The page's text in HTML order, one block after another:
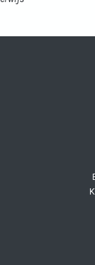
Visit